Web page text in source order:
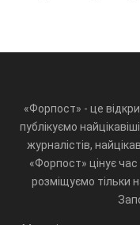
«Форпост» - це
публікуємо
журналістів,
«Форпост» цінує час
розміщуємо тільки